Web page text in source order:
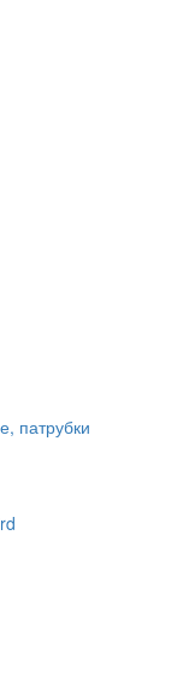
патрубки